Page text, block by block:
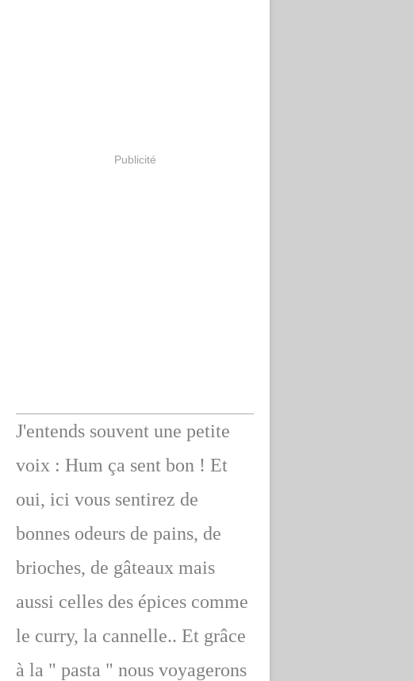
Publicité
J'entends souvent une petite
voix : Hum ça sent bon ! Et
oui, ici vous sentirez de
bonnes odeurs de pains, de
brioches, de gâteaux mais
aussi celles des épices comme
le curry, la cannelle.. Et grâce
à la " pasta " nous voyagerons